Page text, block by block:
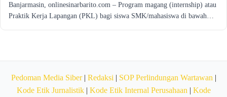
Banjarmasin, onlinesinarbarito.com – Program magang (internship) atau
Praktik Kerja Lapangan (PKL) bagi siswa SMK/mahasiswa di bawah…
Pedoman Media Siber| Redaksi | SOP Perlindungan Wartawan |
Kode Etik Jurnalistik| Kode Etik Internal Perusahaan | Kode